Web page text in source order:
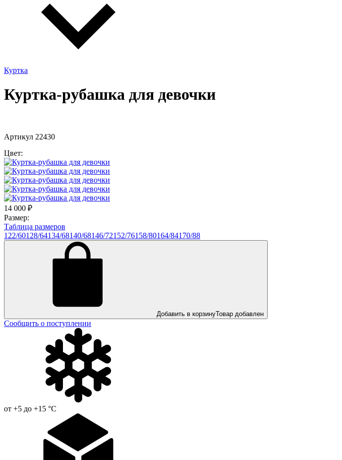
Куртка
Куртка-рубашка для девочки
Артикул 22430
Цвет:
14 000 ₽
Размер:
Таблица размеров
122/60128/64134/68140/68146/72152/76158/80164/84170/88
Добавить в корзинуТовар добавлен
Сообщить о поступлении
от +5 до +15 °С